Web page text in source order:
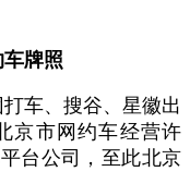
牌照
车、搜谷、星徽出
京市网约车经营许
台公司，至此北京